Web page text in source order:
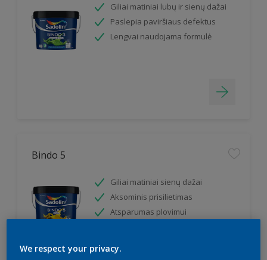
Giliai matiniai lubų ir sienų dažai
Paslepia paviršiaus defektus
Lengvai naudojama formulė
Bindo 5
Giliai matiniai sienų dažai
Aksominis prisilietimas
Atsparumas plovimui
We respect your privacy.